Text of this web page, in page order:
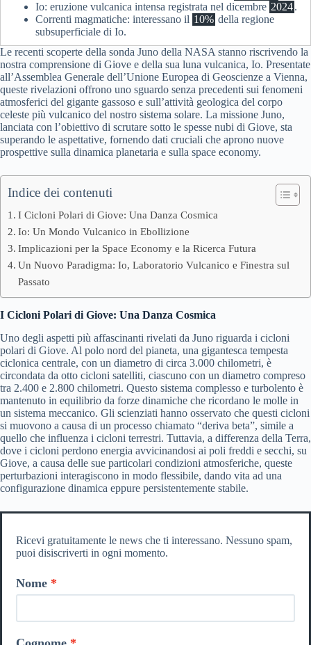
Io: eruzione vulcanica intensa registrata nel dicembre 2024.
Correnti magmatiche: interessano il 10% della regione
subsuperficiale di Io.
Le recenti scoperte della sonda Juno della NASA stanno riscrivendo la
nostra comprensione di Giove e della sua luna vulcanica, Io. Presentate
all’Assemblea Generale dell’Unione Europea di Geoscienze a Vienna,
queste rivelazioni offrono uno sguardo senza precedenti sui fenomeni
atmosferici del gigante gassoso e sull’attività geologica del corpo
celeste più vulcanico del nostro sistema solare. La missione Juno,
lanciata con l’obiettivo di scrutare sotto le spesse nubi di Giove, sta
superando le aspettative, fornendo dati cruciali che aprono nuove
prospettive sulla dinamica planetaria e sulla space economy.
Indice dei contenuti
I Cicloni Polari di Giove: Una Danza Cosmica
Io: Un Mondo Vulcanico in Ebollizione
Implicazioni per la Space Economy e la Ricerca Futura
Un Nuovo Paradigma: Io, Laboratorio Vulcanico e Finestra sul
Passato
I Cicloni Polari di Giove: Una Danza Cosmica
Uno degli aspetti più affascinanti rivelati da Juno riguarda i cicloni
polari di Giove. Al polo nord del pianeta, una gigantesca tempesta
ciclonica centrale, con un diametro di circa 3.000 chilometri, è
circondata da otto cicloni satelliti, ciascuno con un diametro compreso
tra 2.400 e 2.800 chilometri. Questo sistema complesso e turbolento è
mantenuto in equilibrio da forze dinamiche che ricordano le molle in
un sistema meccanico. Gli scienziati hanno osservato che questi cicloni
si muovono a causa di un processo chiamato “deriva beta”, simile a
quello che influenza i cicloni terrestri. Tuttavia, a differenza della Terra,
dove i cicloni perdono energia avvicinandosi ai poli freddi e secchi, su
Giove, a causa delle sue particolari condizioni atmosferiche, queste
perturbazioni interagiscono in modo flessibile, dando vita ad una
configurazione dinamica eppure persistentemente stabile.
Ricevi gratuitamente le news che ti interessano. Nessuno spam,
puoi disiscriverti in ogni momento.
Nome